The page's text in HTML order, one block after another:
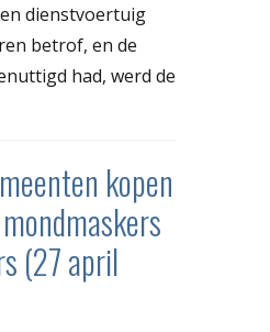
dienstvoertuig
betrof, en de
had, werd de
kopen
(27 april